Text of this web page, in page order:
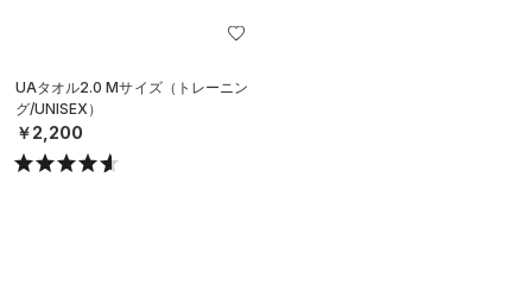
UAタオル2.0 Mサイズ（トレーニン
グ/UNISEX）
￥2,200